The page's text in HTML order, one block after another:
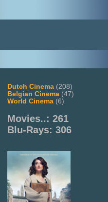
Dutch Cinema (208)
Belgian Cinema (47)
World Cinema (6)
Movies..: 261
Blu-Rays: 306